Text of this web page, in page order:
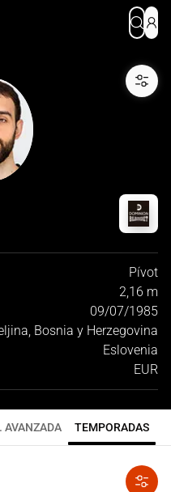
Pívot
2,16 m
09/07/1985
Bosnia y Herzegovina
Eslovenia
EUR
AVANZADA TEMPORADAS